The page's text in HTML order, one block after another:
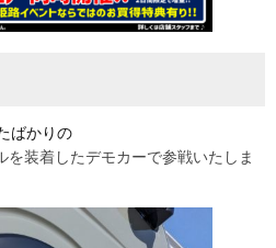
ばかりの
装着したデモカーで参戦いたしま